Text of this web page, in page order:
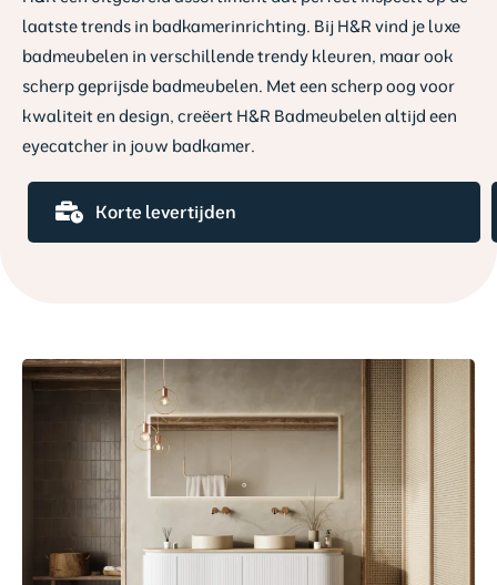
laatste trends in badkamerinrichting. Bij H&R vind je luxe
badmeubelen in verschillende trendy kleuren, maar ook
scherp geprijsde badmeubelen. Met een scherp oog voor
kwaliteit en design, creëert H&R Badmeubelen altijd een
eyecatcher in jouw badkamer.
Maatwerkmogelijkheden
Korte levertijden